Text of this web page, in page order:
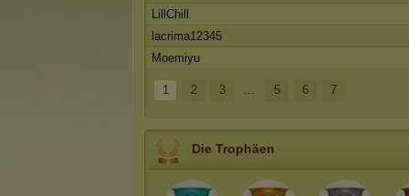
LillChill
lacrima12345
Moemiyu
1 2 3 ... 5 6 7
Die Trophäen